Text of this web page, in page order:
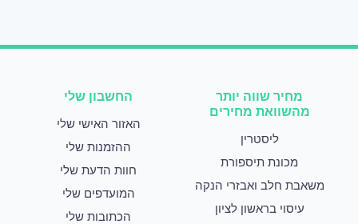
מחיר שווה יותר
מהשוואת מחירים
ליסטרין
מכונת תיספורת
משאבת חלב ואבזרי הנקה
עיסוי בראשון לציון
החשבון שלי
האזור האישי שלי
ההזמנות שלי
חוות הדעת שלי
המועדפים שלי
הכתובות שלי